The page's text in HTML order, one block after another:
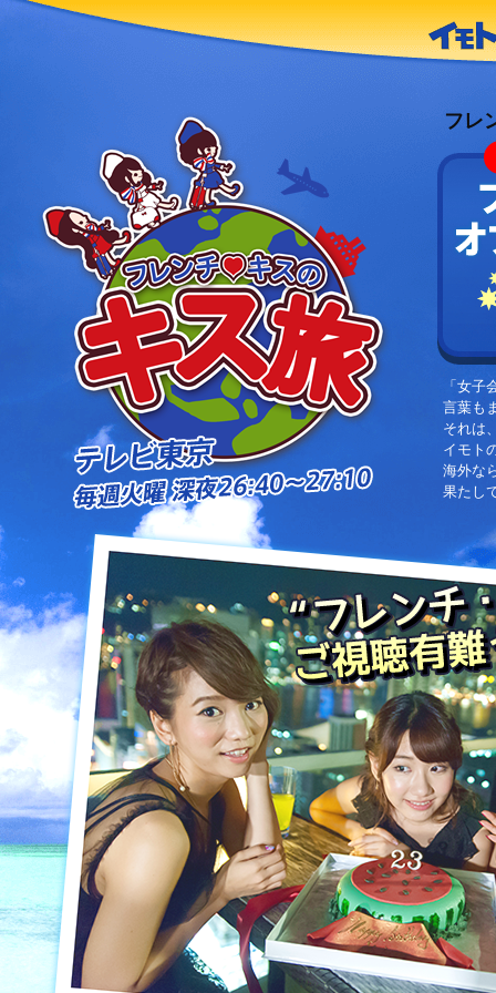
フレ
「女
言葉も
それは
イモト
海外な
果たし